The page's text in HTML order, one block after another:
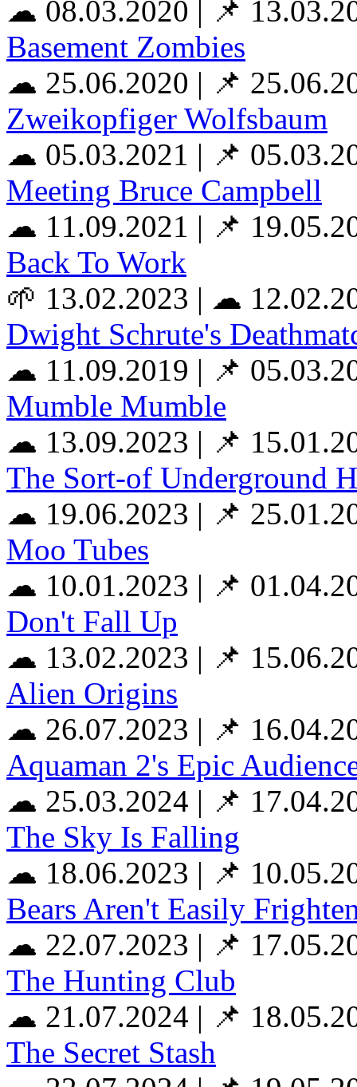
☁ 08.03.2020 | 📌
Basement Zombies
☁ 25.06.2020 | 📌
Zweikopfiger Wolfsbaum
☁ 05.03.2021 | 📌
Meeting Bruce Campbell
☁ 11.09.2021 | 📌
Back To Work
🌱 13.02.2023 | ☁
Dwight Schrute's
☁ 11.09.2019 | 📌
Mumble Mumble
☁ 13.09.2023 | 📌
The Sort-of Underground
☁ 19.06.2023 | 📌
Moo Tubes
☁ 10.01.2023 | 📌
Don't Fall Up
☁ 13.02.2023 | 📌
Alien Origins
☁ 26.07.2023 | 📌
Aquaman 2's Epic
☁ 25.03.2024 | 📌
The Sky Is Falling
☁ 18.06.2023 | 📌
Bears Aren't Easily
☁ 22.07.2023 | 📌
The Hunting Club
☁ 21.07.2024 | 📌
The Secret Stash